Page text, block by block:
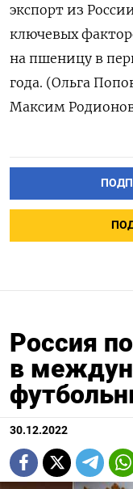
экспорт из
ключевых
на пшеницу в
года. (Ольга
Максим
Россия
в
30.12.2022